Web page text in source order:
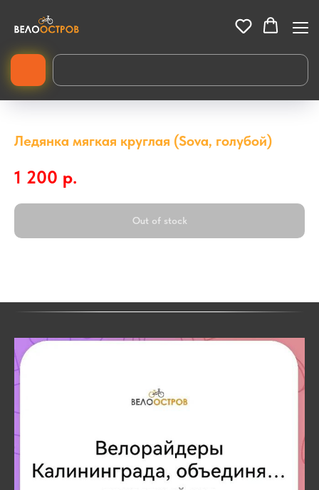
Ледянка мягкая круглая (Sova, голубой)
1 200 р.
Out of stock